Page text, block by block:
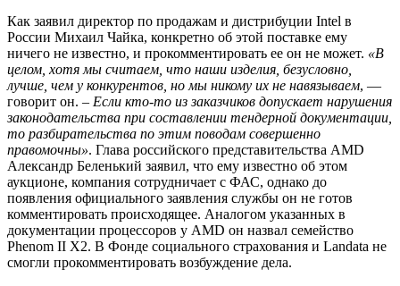
Как заявил директор по продажам и дистрибуции Intel в
России Михаил Чайка, конкретно об этой поставке ему
ничего не известно, и прокомментировать ее он не может. «В
целом, хотя мы считаем, что наши изделия, безусловно,
лучше, чем у конкурентов, но мы никому их не навязываем, —
говорит он. – Если кто-то из заказчиков допускает нарушения
законодательства при составлении тендерной документации,
то разбирательства по этим поводам совершенно
правомочны». Глава российского представительства AMD
Александр Беленький заявил, что ему известно об этом
аукционе, компания сотрудничает с ФАС, однако до
появления официального заявления службы он не готов
комментировать происходящее. Аналогом указанных в
документации процессоров у AMD он назвал семейство
Phenom II X2. В Фонде социального страхования и Landata не
смогли прокомментировать возбуждение дела.